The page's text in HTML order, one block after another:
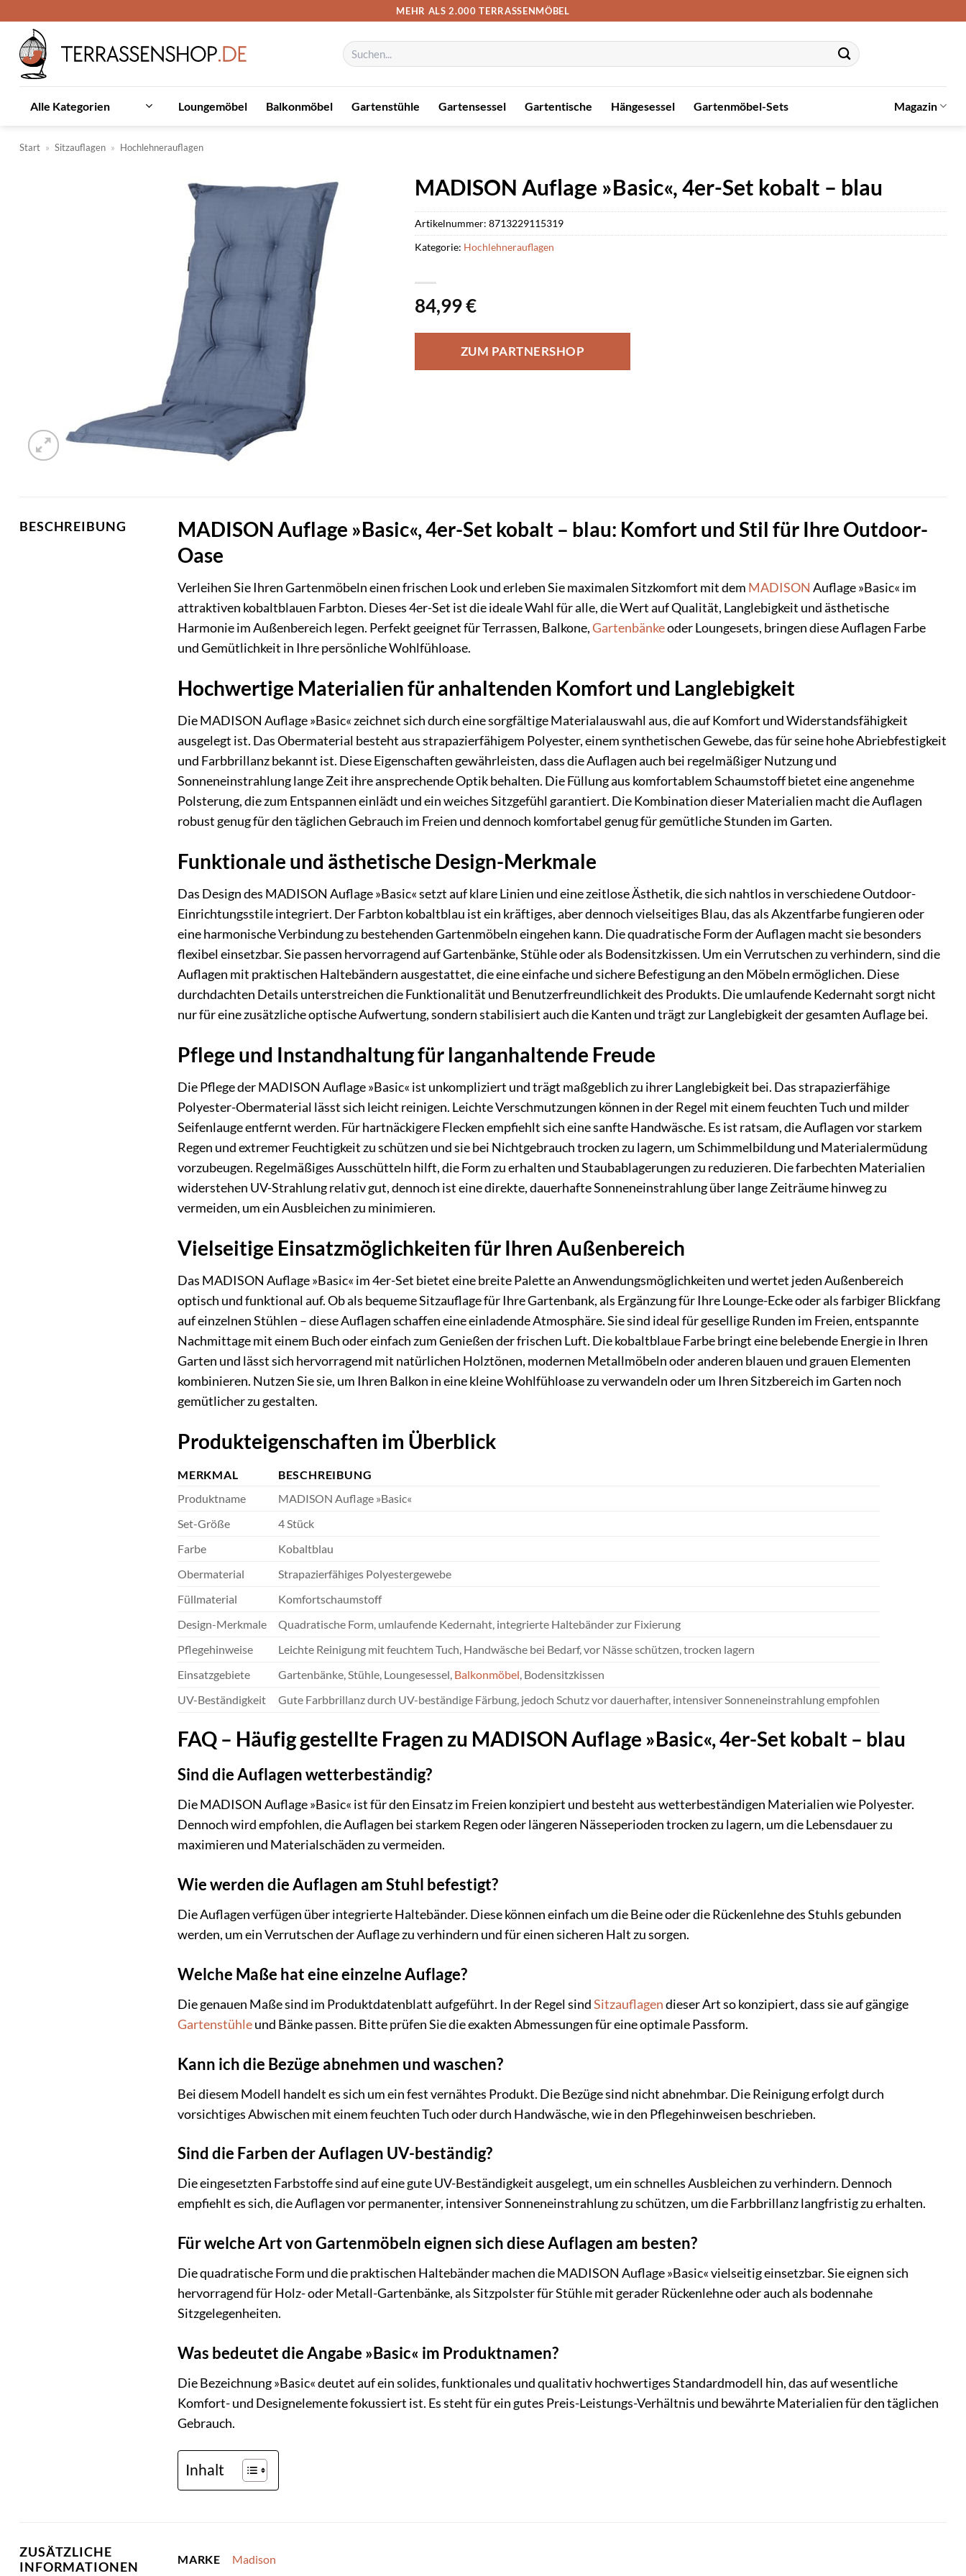
Inhalt
springen
MEHR ALS 2.000 TERRASSENMÖBEL
Suchen
nach:
Alle Kategorien Loungemöbel Balkonmöbel Gartenstühle Gartensessel Gartentische Hängesessel Gartenmöbel-Sets Magazin
Start » Sitzauflagen » Hochlehnerauflagen
MADISON Auflage »Basic«, 4er-Set kobalt – blau
84,99€
ZUM PARTNERSHOP
Artikelnummer: 8713229115319
Kategorie: Hochlehnerauflagen
BESCHREIBUNG
MADISON Auflage »Basic«, 4er-Set kobalt – blau: Komfort und Stil für Ihre Outdoor-
Oase
Verleihen Sie Ihren Gartenmöbeln einen frischen Look und erleben Sie maximalen Sitzkomfort mit dem MADISON Auflage »Basic« im
attraktiven kobaltblauen Farbton. Dieses 4er-Set ist die ideale Wahl für alle, die Wert auf Qualität, Langlebigkeit und ästhetische
Harmonie im Außenbereich legen. Perfekt geeignet für Terrassen, Balkone,Gartenbänkeoder Loungesets, bringen diese Auflagen Farbe
und Gemütlichkeit in Ihre persönliche Wohlfühloase.
Hochwertige Materialien für anhaltenden Komfort und Langlebigkeit
Die MADISON Auflage »Basic« zeichnet sich durch eine sorgfältige Materialauswahl aus, die auf Komfort und Widerstandsfähigkeit
ausgelegt ist. Das Obermaterial besteht aus strapazierfähigem Polyester, einem synthetischen Gewebe, das für seine hohe Abriebfestigkeit
und Farbbrillanz bekannt ist. Diese Eigenschaften gewährleisten, dass die Auflagen auch bei regelmäßiger Nutzung und
Sonneneinstrahlung lange Zeit ihre ansprechende Optik behalten. Die Füllung aus komfortablem Schaumstoff bietet eine angenehme
Polsterung, die zum Entspannen einlädt und ein weiches Sitzgefühl garantiert. Die Kombination dieser Materialien macht die Auflagen
robust genug für den täglichen Gebrauch im Freien und dennoch komfortabel genug für gemütliche Stunden im Garten.
Funktionale und ästhetische Design-Merkmale
Das Design des MADISON Auflage »Basic« setzt auf klare Linien und eine zeitlose Ästhetik, die sich nahtlos in verschiedene Outdoor-
Einrichtungsstile integriert. Der Farbton kobaltblau ist ein kräftiges, aber dennoch vielseitiges Blau, das als Akzentfarbe fungieren oder
eine harmonische Verbindung zu bestehenden Gartenmöbeln eingehen kann. Die quadratische Form der Auflagen macht sie besonders
flexibel einsetzbar. Sie passen hervorragend auf Gartenbänke, Stühle oder als Bodensitzkissen. Um ein Verrutschen zu verhindern, sind die
Auflagen mit praktischen Haltebändern ausgestattet, die eine einfache und sichere Befestigung an den Möbeln ermöglichen. Diese
durchdachten Details unterstreichen die Funktionalität und Benutzerfreundlichkeit des Produkts. Die umlaufende Kedernaht sorgt nicht
nur für eine zusätzliche optische Aufwertung, sondern stabilisiert auch die Kanten und trägt zur Langlebigkeit der gesamten Auflage bei.
Pflege und Instandhaltung für langanhaltende Freude
Die Pflege der MADISON Auflage »Basic« ist unkompliziert und trägt maßgeblich zu ihrer Langlebigkeit bei. Das strapazierfähige
Polyester-Obermaterial lässt sich leicht reinigen. Leichte Verschmutzungen können in der Regel mit einem feuchten Tuch und milder
Seifenlauge entfernt werden. Für hartnäckigere Flecken empfiehlt sich eine sanfte Handwäsche. Es ist ratsam, die Auflagen vor starkem
Regen und extremer Feuchtigkeit zu schützen und sie bei Nichtgebrauch trocken zu lagern, um Schimmelbildung und Materialermüdung
vorzubeugen. Regelmäßiges Ausschütteln hilft, die Form zu erhalten und Staubablagerungen zu reduzieren. Die farbechten Materialien
widerstehen UV-Strahlung relativ gut, dennoch ist eine direkte, dauerhafte Sonneneinstrahlung über lange Zeiträume hinweg zu
vermeiden, um ein Ausbleichen zu minimieren.
Vielseitige Einsatzmöglichkeiten für Ihren Außenbereich
Das MADISON Auflage »Basic« im 4er-Set bietet eine breite Palette an Anwendungsmöglichkeiten und wertet jeden Außenbereich
optisch und funktional auf. Ob als bequeme Sitzauflage für Ihre Gartenbank, als Ergänzung für Ihre Lounge-Ecke oder als farbiger Blickfang
auf einzelnen Stühlen – diese Auflagen schaffen eine einladende Atmosphäre. Sie sind ideal für gesellige Runden im Freien, entspannte
Nachmittage mit einem Buch oder einfach zum Genießen der frischen Luft. Die kobaltblaue Farbe bringt eine belebende Energie in Ihren
Garten und lässt sich hervorragend mit natürlichen Holztönen, modernen Metallmöbeln oder anderen blauen und grauen Elementen
kombinieren. Nutzen Sie sie, um Ihren Balkon in eine kleine Wohlfühloase zu verwandeln oder um Ihren Sitzbereich im Garten noch
gemütlicher zu gestalten.
Produkteigenschaften im Überblick
MERKMAL
BESCHREIBUNG
Produktname
MADISON Auflage »Basic«
Set-Größe
4 Stück
Farbe
Kobaltblau
Obermaterial
Strapazierfähiges Polyestergewebe
Füllmaterial
Komfortschaumstoff
Design-Merkmale
Quadratische Form, umlaufende Kedernaht, integrierte Haltebänder zur Fixierung
Pflegehinweise
Leichte Reinigung mit feuchtem Tuch, Handwäsche bei Bedarf, vor Nässe schützen, trocken lagern
Einsatzgebiete
Gartenbänke, Stühle, Loungesessel, Balkonmöbel, Bodensitzkissen
UV-Beständigkeit
Gute Farbbrillanz durch UV-beständige Färbung, jedoch Schutz vor dauerhafter, intensiver Sonneneinstrahlung empfohlen
FAQ – Häufig gestellte Fragen zu MADISON Auflage »Basic«, 4er-Set kobalt – blau
Sind die Auflagen wetterbeständig?
Die MADISON Auflage »Basic« ist für den Einsatz im Freien konzipiert und besteht aus wetterbeständigen Materialien wie Polyester.
Dennoch wird empfohlen, die Auflagen bei starkem Regen oder längeren Nässeperioden trocken zu lagern, um die Lebensdauer zu
maximieren und Materialschäden zu vermeiden.
Wie werden die Auflagen am Stuhl befestigt?
Die Auflagen verfügen über integrierte Haltebänder. Diese können einfach um die Beine oder die Rückenlehne des Stuhls gebunden
werden, um ein Verrutschen der Auflage zu verhindern und für einen sicheren Halt zu sorgen.
Welche Maße hat eine einzelne Auflage?
Die genauen Maße sind im Produktdatenblatt aufgeführt. In der Regel sindSitzauflagendieser Art so konzipiert, dass sie auf gängige
Gartenstühleund Bänke passen. Bitte prüfen Sie die exakten Abmessungen für eine optimale Passform.
Kann ich die Bezüge abnehmen und waschen?
Bei diesem Modell handelt es sich um ein fest vernähtes Produkt. Die Bezüge sind nicht abnehmbar. Die Reinigung erfolgt durch
vorsichtiges Abwischen mit einem feuchten Tuch oder durch Handwäsche, wie in den Pflegehinweisen beschrieben.
Sind die Farben der Auflagen UV-beständig?
Die eingesetzten Farbstoffe sind auf eine gute UV-Beständigkeit ausgelegt, um ein schnelles Ausbleichen zu verhindern. Dennoch
empfiehlt es sich, die Auflagen vor permanenter, intensiver Sonneneinstrahlung zu schützen, um die Farbbrillanz langfristig zu erhalten.
Für welche Art von Gartenmöbeln eignen sich diese Auflagen am besten?
Die quadratische Form und die praktischen Haltebänder machen die MADISON Auflage »Basic« vielseitig einsetzbar. Sie eignen sich
hervorragend für Holz- oder Metall-Gartenbänke, als Sitzpolster für Stühle mit gerader Rückenlehne oder auch als bodennahe
Sitzgelegenheiten.
Was bedeutet die Angabe »Basic« im Produktnamen?
Die Bezeichnung »Basic« deutet auf ein solides, funktionales und qualitativ hochwertiges Standardmodell hin, das auf wesentliche
Komfort- und Designelemente fokussiert ist. Es steht für ein gutes Preis-Leistungs-Verhältnis und bewährte Materialien für den täglichen
Gebrauch.
Inhalt
ZUSÄTZLICHE
INFORMATIONEN
MARKE Madison